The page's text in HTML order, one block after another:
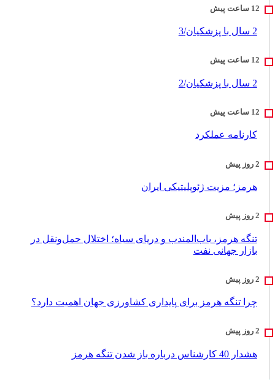
2 سال با پزشکیان/3
2 سال با پزشکیان/2
کارنامه عملکرد
هرمز؛ مزیت ژئوپلیتیکی ایران
تنگه هرمز، باب‌المندب و دریای سیاه؛ اختلال حمل‌ونقل در
بازار جهانی نفت
چرا تنگه هرمز برای پایداری کشاورزی جهان اهمیت دارد؟
هشدار 40 کارشناس درباره باز شدن تنگه هرمز